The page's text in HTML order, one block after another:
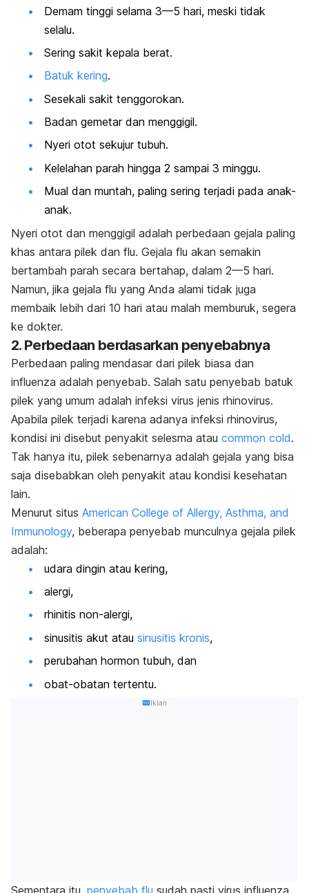
Demam tinggi selama 3—5 hari, meski tidak
selalu.
Sering sakit kepala berat.
Batuk kering.
Sesekali sakit tenggorokan.
Badan gemetar dan menggigil.
Nyeri otot sekujur tubuh.
Kelelahan parah hingga 2 sampai 3 minggu.
Mual dan muntah, paling sering terjadi pada anak-
anak.
Nyeri otot dan menggigil adalah perbedaan gejala paling
khas antara pilek dan flu. Gejala flu akan semakin
bertambah parah secara bertahap, dalam 2—5 hari.
Namun, jika gejala flu yang Anda alami tidak juga
membaik lebih dari 10 hari atau malah memburuk, segera
ke dokter.
2. Perbedaan berdasarkan penyebabnya
Perbedaan paling mendasar dari pilek biasa dan
influenza adalah penyebab. Salah satu penyebab batuk
pilek yang umum adalah infeksi virus jenis rhinovirus.
Apabila pilek terjadi karena adanya infeksi rhinovirus,
kondisi ini disebut penyakit selesma atau common cold.
Tak hanya itu, pilek sebenarnya adalah gejala yang bisa
saja disebabkan oleh penyakit atau kondisi kesehatan
lain.
Menurut situs American College of Allergy, Asthma, and
Immunology, beberapa penyebab munculnya gejala pilek
adalah:
udara dingin atau kering,
alergi,
rhinitis non-alergi,
sinusitis akut atau sinusitis kronis,
perubahan hormon tubuh, dan
obat-obatan tertentu.
Iklan